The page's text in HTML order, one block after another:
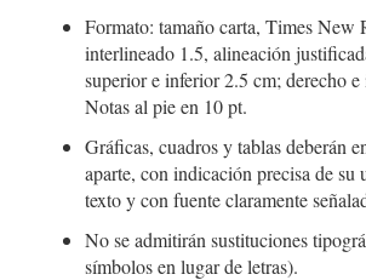
Formato: tamaño carta, Times New
interlineado 1.5, alineación
superior e inferior 2.5 cm; derecho
Notas al pie en 10 pt.
Gráficas, cuadros y tablas deberán
aparte, con indicación precisa de su
texto y con fuente claramente
No se admitirán sustituciones
símbolos en lugar de letras).